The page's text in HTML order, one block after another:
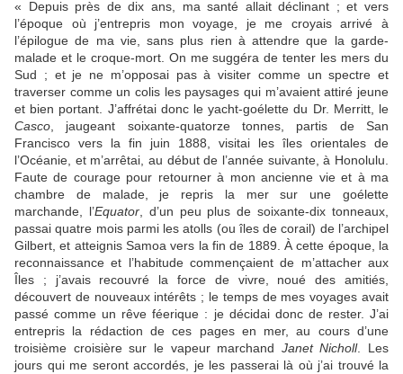
« Depuis près de dix ans, ma santé allait déclinant ; et vers
l’époque où j’entrepris mon voyage, je me croyais arrivé à
l’épilogue de ma vie, sans plus rien à attendre que la garde-
malade et le croque-mort. On me suggéra de tenter les mers du
Sud ; et je ne m’opposai pas à visiter comme un spectre et
traverser comme un colis les paysages qui m’avaient attiré jeune
et bien portant. J’affrétai donc le yacht-goélette du Dr. Merritt, le
Casco , jaugeant soixante-quatorze tonnes, partis de San
Francisco vers la fin juin 1888, visitai les îles orientales de
l’Océanie, et m’arrêtai, au début de l’année suivante, à Honolulu.
Faute de courage pour retourner à mon ancienne vie et à ma
chambre de malade, je repris la mer sur une goélette
marchande, l’Equator, d’un peu plus de soixante-dix tonneaux,
passai quatre mois parmi les atolls (ou îles de corail) de l’archipel
Gilbert, et atteignis Samoa vers la fin de 1889. À cette époque, la
reconnaissance et l’habitude commençaient de m’attacher aux
Îles ; j’avais recouvré la force de vivre, noué des amitiés,
découvert de nouveaux intérêts ; le temps de mes voyages avait
passé comme un rêve féerique : je décidai donc de rester. J’ai
entrepris la rédaction de ces pages en mer, au cours d’une
troisième croisière sur le vapeur marchand Janet Nicholl. Les
jours qui me seront accordés, je les passerai là où j’ai trouvé la